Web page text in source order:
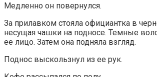
Медленно он повернулся.
За прилавком стояла официантка в
несущая чашки на подносе. Темные
ее лицо. Затем она подняла взгляд.
Поднос выскользнул из ее рук.